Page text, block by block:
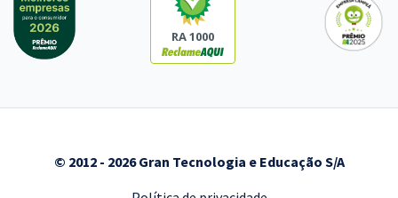
RA 1000
© 2012 - 2026 Gran Tecnologia e Educação S/A